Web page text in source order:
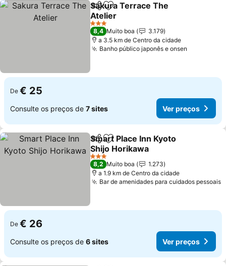
PartilharAdicionar aos favoritos
Sakura Terrace The
Atelier
Ver preços
3 Estrelas
8,4 Muito boa
3.179
a 3.5 km de Centro da cidade
Banho público japonês e onsen
De € 25
Consulte os preços de 7 sites Ver preços
PartilharAdicionar aos favoritos
Smart Place Inn Kyoto
Shijo Horikawa
Ver preços
3 Estrelas
8,2 Muito boa
1.273
a 1.9 km de Centro da cidade
Bar de amenidades para cuidados pessoais
De € 26
Consulte os preços de 6 sites Ver preços